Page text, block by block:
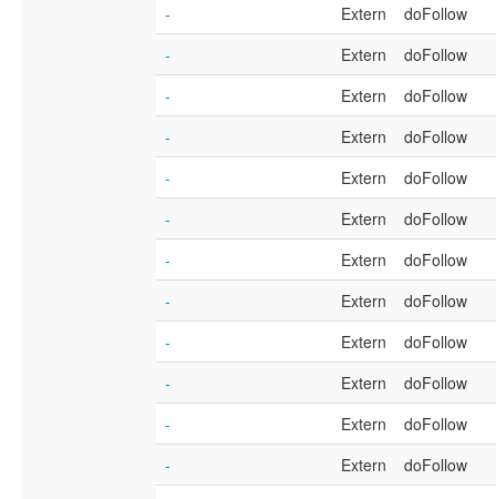
-
Extern
doFollow
-
Extern
doFollow
-
Extern
doFollow
-
Extern
doFollow
-
Extern
doFollow
-
Extern
doFollow
-
Extern
doFollow
-
Extern
doFollow
-
Extern
doFollow
-
Extern
doFollow
-
Extern
doFollow
-
Extern
doFollow